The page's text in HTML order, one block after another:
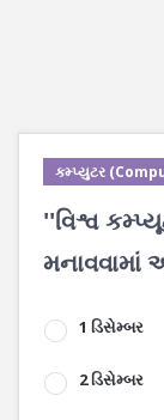
કમ્પ્યુટર
''વિશ્વ
મનાવવામાં
1 ડિસેમ્બર
2 ડિસેમ્બર